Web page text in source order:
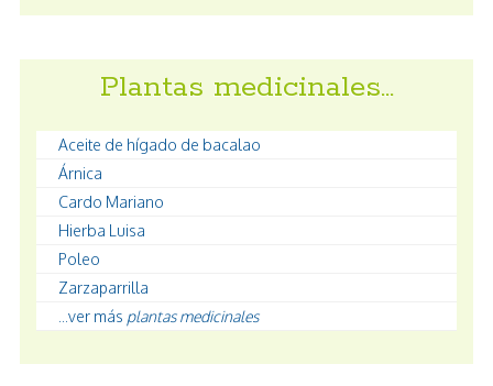
Plantas medicinales…
Aceite de hígado de bacalao
Árnica
Cardo Mariano
Hierba Luisa
Poleo
Zarzaparrilla
...ver más plantas medicinales